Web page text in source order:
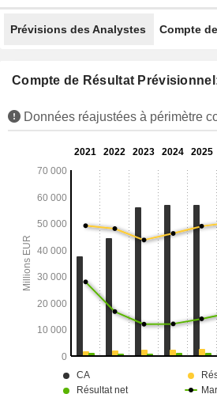
Prévisions des Analystes Compte
Compte de Résultat
Données réajustées à périmètre